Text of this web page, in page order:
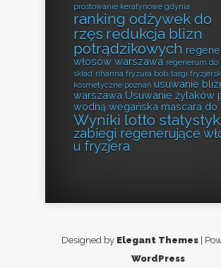
prostowanie keratynowe gdynia
ranking odżywek do
rzęs redukcja blizn
potrądzikowych
włosów warszawa regenerum do
skład rihanna fryzura bob targi
kosmetyczne poznań usuwanie
warszawa Usuwanie żylaków
wodną wegańska mascara do
Wyniki lotto
zabiegi regenerujące
u fryzjera
Designed by Elegant Themes |
WordPress